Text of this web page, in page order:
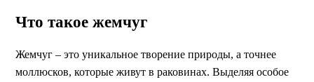
Что такое жемчуг
Жемчуг – это уникальное творение природы, а точнее
моллюсков, которые живут в раковинах. Выделяя особое